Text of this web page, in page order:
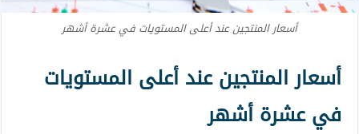
أسعار المنتجين عند أعلى المستويات في عشرة أشهر
أسعار المنتجين عند أعلى المستويات
في عشرة أشهر